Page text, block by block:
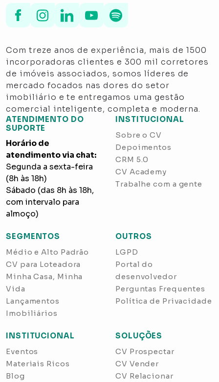
Com treze anos de experiência, mais de 1500
incorporadoras clientes e 300 mil corretores
de imóveis associados, somos líderes de
mercado focados nas dores do setor
imobiliário e te entregamos uma gestão
comercial inteligente, completa e moderna.
INSTITUCIONAL
Sobre o CV
Depoimentos
CRM 5.0
CV Academy
Trabalhe com a gente
SEGMENTOS
Médio e Alto Padrão
CV para Loteadora
Minha Casa, Minha
Vida
Lançamentos
Imobiliários
OUTROS
LGPD
Portal do
desenvolvedor
Perguntas Frequentes
Política de Privacidade
INSTITUCIONAL
Eventos
Materiais Ricos
Blog
SOLUÇÕES
CV Prospectar
CV Vender
CV Relacionar
ATENDIMENTO DO
SUPORTE
Horário de
atendimento via chat:
Segunda a sexta-feira
(8h às 18h)
Sábado (das 8h às 18h,
com intervalo para
almoço)